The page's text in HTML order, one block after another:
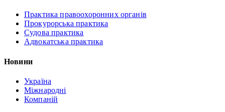
Практика правоохоронних органів
Прокурорська практика
Судова практика
Адвокатська практика
Новини
Україна
Міжнародні
Компаній